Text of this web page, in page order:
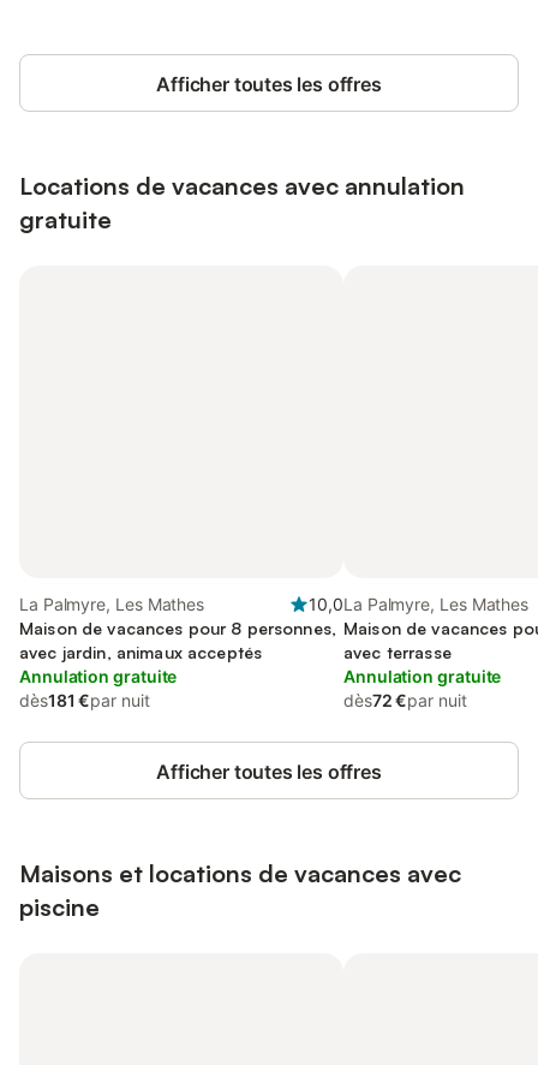
Afficher toutes les offres
Locations de vacances avec annulation
gratuite
La Palmyre, Les Mathes
10,0
Maison de vacances pour 8 personnes,
avec jardin, animaux acceptés
Annulation gratuite
dès181 €par nuit
La Palmyre, Les Mathes
Maison de vacances
avec terrasse
Annulation gratuite
dès72 €par nuit
Afficher toutes les offres
Maisons et locations de vacances avec
piscine